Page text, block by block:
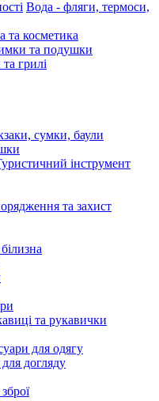
Вода - фляги, термоси,
та косметика
та подушки
грилі
сумки, баули
інструмент
та захист
та рукавички
для одягу
догляду